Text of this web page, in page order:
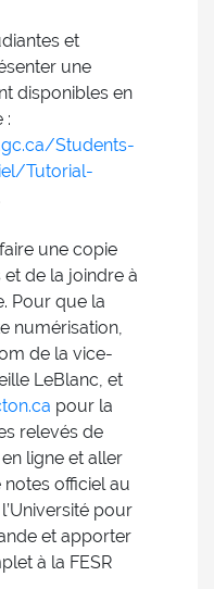
et
une
disponibles en
:
Students-
Tutorial-
une copie
de la joindre à
Pour que la
numérisation,
de la vice-
LeBlanc, et
pour la
relevés de
ligne et aller
officiel au
pour
et apporter
à la FESR